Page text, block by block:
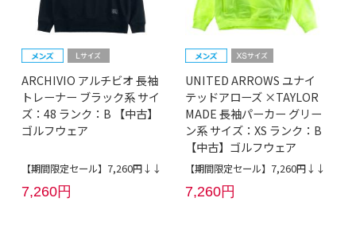
ARCHIVIO アルチビオ 長袖
トレーナー ブラック系 サイ
ズ：48 ランク：B 【中古】
ゴルフウェア
【期間限定セール】7,260円↓↓
7,260円
UNITED ARROWS ユナイ
テッドアローズ ×TAYLOR
MADE 長袖パーカー グリー
ン系 サイズ：XS ランク：B
【中古】ゴルフウェア
【期間限定セール】7,260円↓↓
7,260円